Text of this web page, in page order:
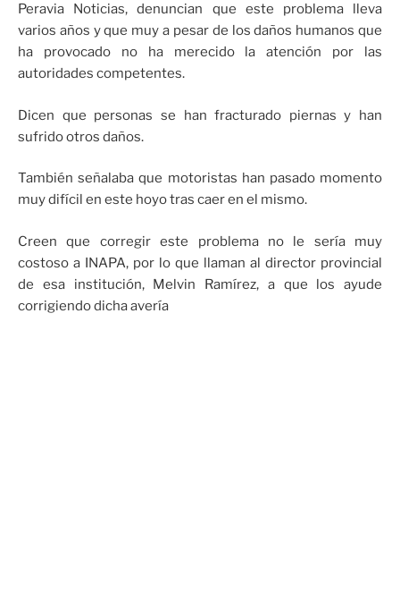
Peravia Noticias, denuncian que este problema lleva
varios años y que muy a pesar de los daños humanos que
ha provocado no ha merecido la atención por las
autoridades competentes.
Dicen que personas se han fracturado piernas y han
sufrido otros daños.
También señalaba que motoristas han pasado momento
muy difícil en este hoyo tras caer en el mismo.
Creen que corregir este problema no le sería muy
costoso a INAPA, por lo que llaman al director provincial
de esa institución, Melvin Ramírez, a que los ayude
corrigiendo dicha avería